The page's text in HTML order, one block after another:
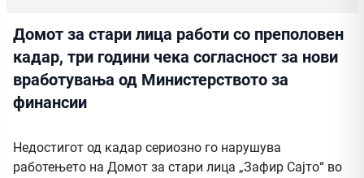
Домот за стари лица работи со преполовен
кадар, три години чека согласност за нови
вработувања од Министерството за
финансии
Недостигот од кадар сериозно го нарушува
работењето на Домот за стари лица „Зафир Сајто“ во